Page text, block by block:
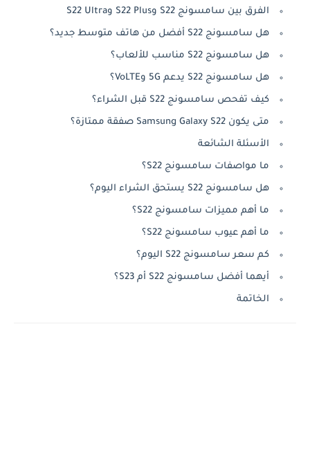
الفرق بين سامسونج S22 وS22 Plus وS22 Ultra
هل سامسونج S22 أفضل من هاتف متوسط جديد؟
هل سامسونج S22 مناسب للألعاب؟
هل سامسونج S22 يدعم 5G وVoLTE؟
كيف تفحص سامسونج S22 قبل الشراء؟
متى يكون Samsung Galaxy S22 صفقة ممتازة؟
الأسئلة الشائعة
ما مواصفات سامسونج S22؟
هل سامسونج S22 يستحق الشراء اليوم؟
ما أهم مميزات سامسونج S22؟
ما أهم عيوب سامسونج S22؟
كم سعر سامسونج S22 اليوم؟
أيهما أفضل سامسونج S22 أم S23؟
الخاتمة